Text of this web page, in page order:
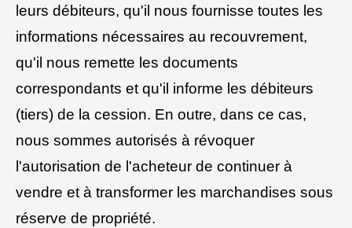
leurs débiteurs, qu'il nous fournisse toutes les
informations nécessaires au recouvrement,
qu'il nous remette les documents
correspondants et qu'il informe les débiteurs
(tiers) de la cession. En outre, dans ce cas,
nous sommes autorisés à révoquer
l'autorisation de l'acheteur de continuer à
vendre et à transformer les marchandises sous
réserve de propriété.